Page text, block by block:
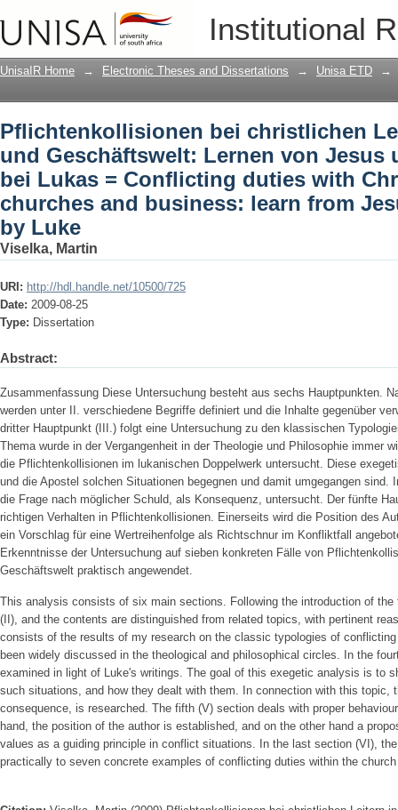
Institutional
Pflichtenkollisionen bei christlichen
Lernen von Jesus und den Aposteln
leaders in churches and business:
UnisaIR Home → Electronic Theses and Dissertations → Unisa ETD →
Pflichtenkollisionen bei christlichen
und Geschäftswelt: Lernen von Jesus
bei Lukas = Conflicting duties with
churches and business: learn from
by Luke
Viselka, Martin
URI: http://hdl.handle.net/10500/725
Date: 2009-08-25
Type: Dissertation
Abstract:
Zusammenfassung Diese Untersuchung besteht aus sechs Hauptpunkten.
werden unter II. verschiedene Begriffe definiert und die Inhalte gegenüber
dritter Hauptpunkt (III.) folgt eine Untersuchung zu den klassischen
Thema wurde in der Vergangenheit in der Theologie und Philosophie immer
die Pflichtenkollisionen im lukanischen Doppelwerk untersucht. Diese
und die Apostel solchen Situationen begegnen und damit umgegangen sind.
die Frage nach möglicher Schuld, als Konsequenz, untersucht. Der fünfte
richtigen Verhalten in Pflichtenkollisionen. Einerseits wird die Position des
ein Vorschlag für eine Wertreihenfolge als Richtschnur im Konfliktfall
Erkenntnisse der Untersuchung auf sieben konkreten Fälle von
Geschäftswelt praktisch angewendet.
This analysis consists of six main sections. Following the introduction of
(II), and the contents are distinguished from related topics, with pertinent
consists of the results of my research on the classic typologies of
been widely discussed in the theological and philosophical circles. In the
examined in light of Luke's writings. The goal of this exegetic analysis is to
such situations, and how they dealt with them. In connection with this topic,
consequence, is researched. The fifth (V) section deals with proper
hand, the position of the author is established, and on the other hand a
values as a guiding principle in conflict situations. In the last section (VI),
practically to seven concrete examples of conflicting duties within the